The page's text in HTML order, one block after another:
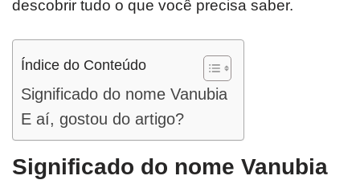
descobrir tudo o que você precisa saber.
Índice do Conteúdo
Significado do nome Vanubia
E aí, gostou do artigo?
Significado do nome Vanubia